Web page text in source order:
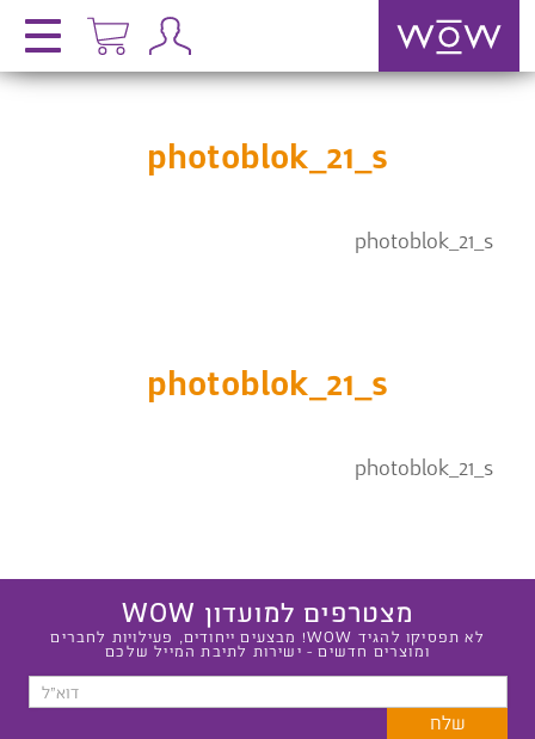
photoblok_21_s
photoblok_21_s
photoblok_21_s
photoblok_21_s
מצטרפים למועדון WOW
לא תפסיקו להגיד WOW! מבצעים ייחודים, פעילויות לחברים
ומוצרים חדשים - ישירות לתיבת המייל שלכם